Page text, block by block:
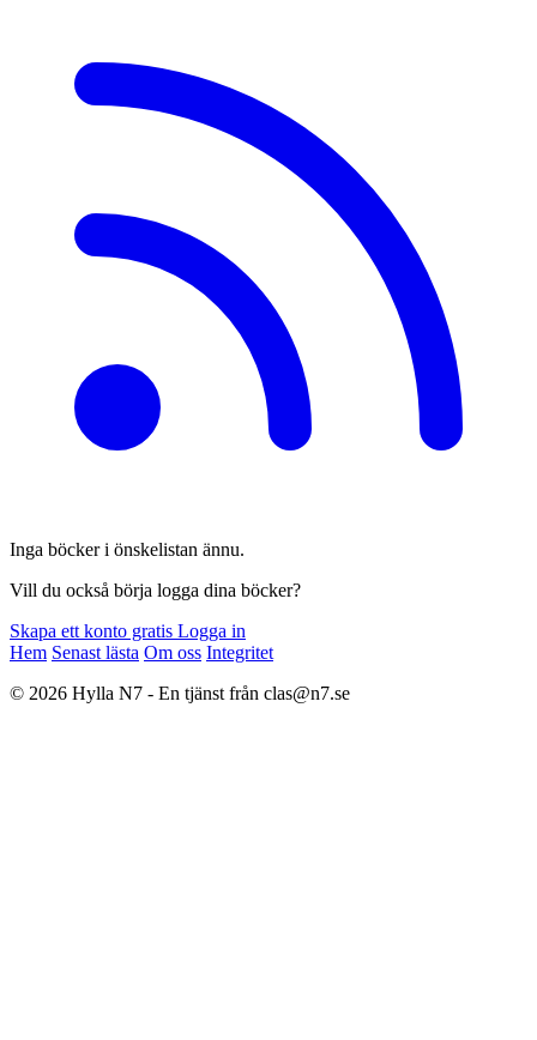
Inga böcker i önskelistan ännu.
Vill du också börja logga dina böcker?
Skapa ett konto gratis Logga in
Hem Senast lästa Om oss Integritet
© 2026 Hylla N7 - En tjänst från clas@n7.se